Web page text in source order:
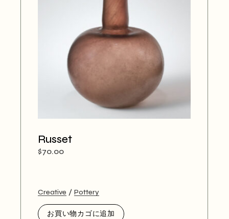
Russet
$70.00
Creative Pottery
お買い物カゴに追加